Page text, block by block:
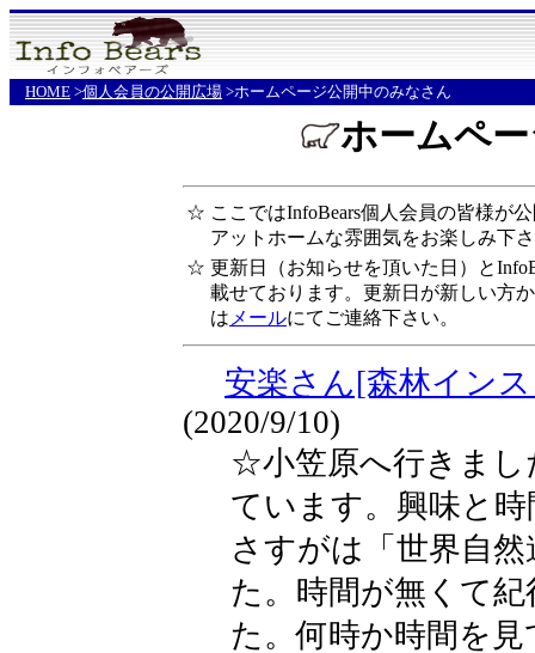
HOME >個人会員の公開広場 >ホームページ公開中のみなさん
ホームペ
☆ ここではInfoBears個人会員の皆様が
アットホームな雰囲気をお楽しみ下
☆ 更新日（お知らせを頂いた日）と
載せております。更新日が新しい方
は メールにてご連絡下さい。
安楽さん[森林イン
(2020/9/10)
☆小笠原へ行きまし
ています。興味と
さすがは「世界自
た。時間が無くて
た。何時か時間を